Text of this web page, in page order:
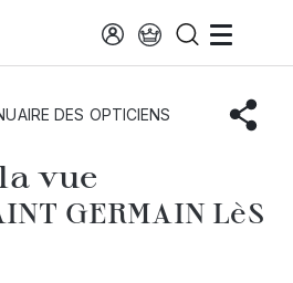
Saint-Germain-Corbeil
DES OPTICIENS
vue
GERMAIN LèS